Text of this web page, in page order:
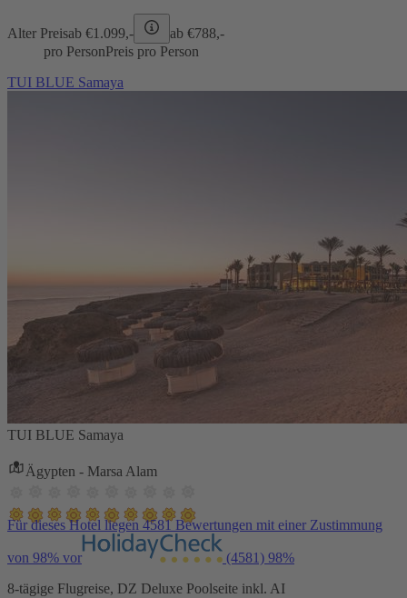
Alter Preisab €1.099,- ab €788,-
pro PersonPreis pro Person
TUI BLUE Samaya
TUI BLUE Samaya
Ägypten - Marsa Alam
Für dieses Hotel liegen 4581 Bewertungen mit einer Zustimmung
von 98% vor (4581) 98%
8-tägige Flugreise, DZ Deluxe Poolseite inkl. AI